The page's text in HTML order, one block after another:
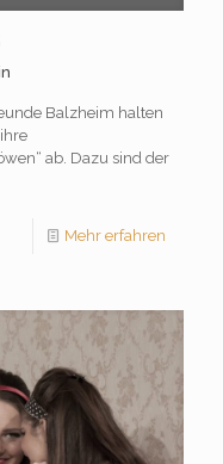
Balzheim halten
ab. Dazu sind der
Mehr erfahren